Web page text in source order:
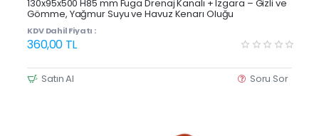
130x95x500 H85 mm Fuga Drenaj Kanalı + Izgara – Gizli ve
Gömme, Yağmur Suyu ve Havuz Kenarı Oluğu
KDV Dahil Fiyatı :
360,00 TL
Satın Al Soru Sor